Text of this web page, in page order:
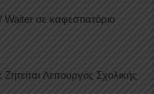
Waiter σε καφεστιατόριο
Λειτουργός Σχολικής